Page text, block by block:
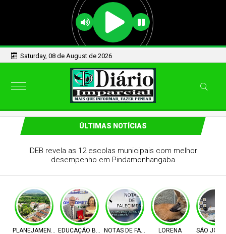
Saturday, 08 de August de 2026
ÚLTIMAS NOTÍCIAS
IDEB revela as 12 escolas municipais com melhor
desempenho em Pindamonhangaba
PLANEJAMENTO URBANOEDUCAÇÃO BÁSICANOTAS DE FALECIMENTO
LORENA SÃO